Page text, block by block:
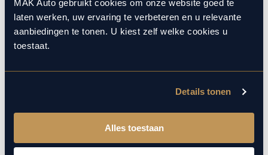
MAK Auto gebruikt cookies om onze website goed te
laten werken, uw ervaring te verbeteren en u relevante
aanbiedingen te tonen. U kiest zelf welke cookies u
toestaat.
Details tonen
Alles toestaan
verzorgen het onderhoud op hetzelfde niveau als een
merkdealer, met behoud van de fabrieksgarantie. Kom
gerust langs in onze werkplaats voor een APK of een
Hoe weet ik welk onderhoud mijn